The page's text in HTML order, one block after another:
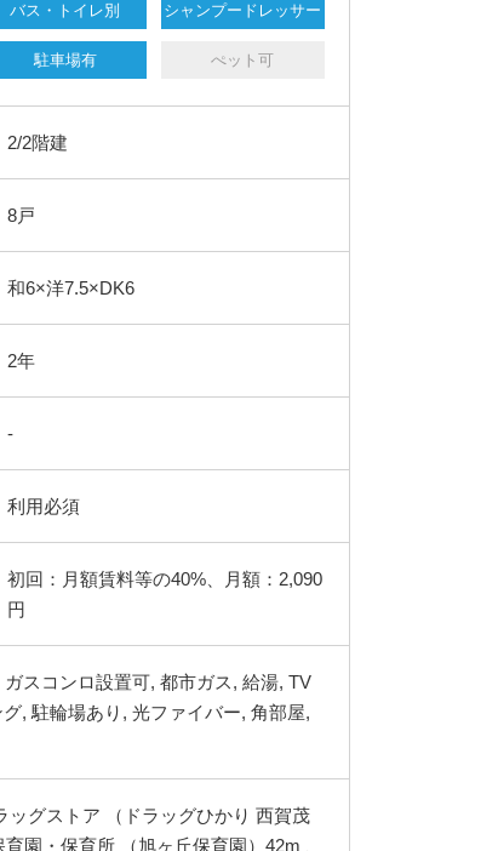
バス・トイレ別 シャンプードレッサー
駐車場有 ぺット可
2/2階建
8戸
和6×洋7.5×DK6
2年
-
利用必須
初回：月額賃料等の40%、月額：2,090
円
ッグストア （ドラッグひかり 西賀茂
園・保育所 （旭ヶ丘保育園）42m 、